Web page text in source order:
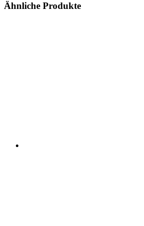
Ähnliche Produkte